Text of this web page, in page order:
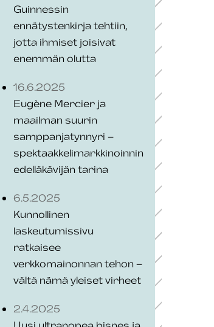
Guinnessin
ennätystenkirja tehtiin,
jotta ihmiset joisivat
enemmän olutta
16.6.2025
Eugène Mercier ja
maailman suurin
samppanjatynnyri –
spektaakkelimarkkinoinnin
edelläkävijän tarina
6.5.2025
Kunnollinen
laskeutumissivu
ratkaisee
verkkomainonnan tehon –
vältä nämä yleiset virheet
2.4.2025